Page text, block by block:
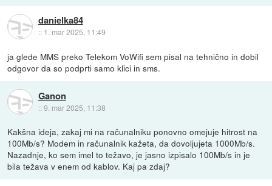
danielka84
:: 1. mar 2025, 11:49
ja glede MMS preko Telekom VoWifi sem pisal na tehnično in dobil
odgovor da so podprti samo klici in sms.
Ganon
::9. mar 2025, 11:38
Kakšna ideja, zakaj mi na računalniku ponovno omejuje hitrost na
100Mb/s? Modem in računalnik kažeta, da dovoljujeta 1000Mb/s.
Nazadnje, ko sem imel to težavo, je jasno izpisalo 100Mb/s in je
bila težava v enem od kablov. Kaj pa zdaj?